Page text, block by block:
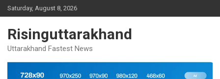
Skip
to
Saturday, August 8, 2026
Risinguttarakhand
Uttarakhand Fastest News